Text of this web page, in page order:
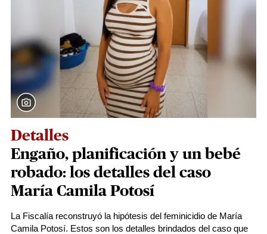
Detalles
Engaño, planificación y un bebé
robado: los detalles del caso
María Camila Potosí
La Fiscalía reconstruyó la hipótesis del feminicidio de María
Camila Potosí. Estos son los detalles brindados del caso que